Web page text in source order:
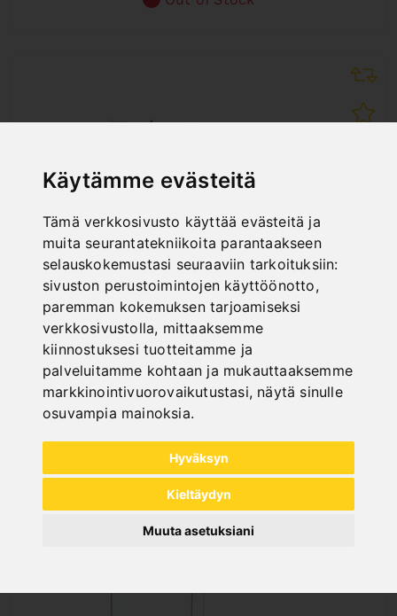
Käytämme evästeitä
Tämä verkkosivusto käyttää evästeitä ja
muita seurantatekniikoita parantaakseen
selauskokemustasi seuraaviin tarkoituksiin:
sivuston perustoimintojen käyttöönotto,
paremman kokemuksen tarjoamiseksi
verkkosivustolla, mittaaksemme
kiinnostuksesi tuotteitamme ja
palveluitamme kohtaan ja mukauttaaksemme
markkinointivuorovaikutustasi, näytä sinulle
osuvampia mainoksia.
Hyväksyn
Kieltäydyn
Muuta asetuksiani
PBM 30/450
Art. No. : 57-1244
336,00 €
incl. 20% VAT
Out of Stock